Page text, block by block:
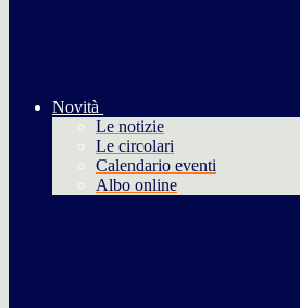
Novità
Le notizie
Le circolari
Calendario eventi
Albo online